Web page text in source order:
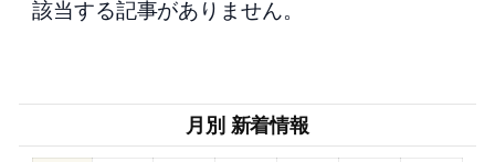
該当する記事がありません。
月別 新着情報